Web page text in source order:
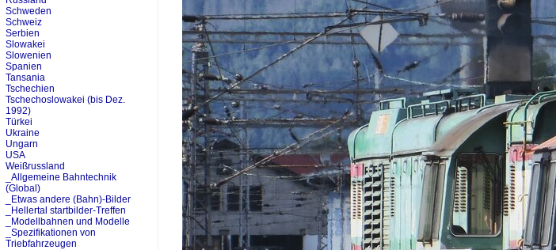
Schweden
Schweiz
Serbien
Slowakei
Slowenien
Spanien
Tansania
Tschechien
Tschechoslowakei (bis Dez.
1992)
Türkei
Ukraine
Ungarn
USA
Weißrussland
_Allgemeine Bahntechnik
(Global)
_Etwas andere (Bahn)-Bilder
_Hellertal startbilder-Treffen
_Modellbahnen und Modelle
_Spezifikationen von
Triebfahrzeugen